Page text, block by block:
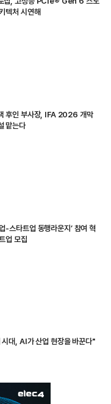
텍처 시연해
후인 부사장, IFA 2026 개막
맡는다
-스타트업 동행라운지’ 참여 혁
업 모집
시대, AI가 산업 현장을 바꾼다"